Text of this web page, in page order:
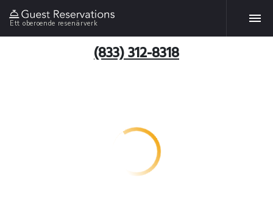
Ett oberoende resenärverk
(833) 312-8318